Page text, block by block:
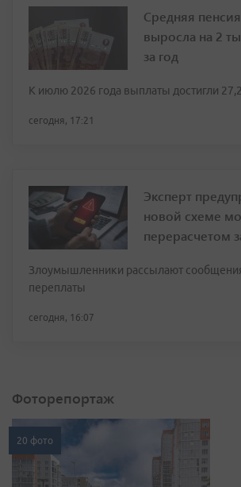
Средняя
выросла на 2
за год
К июлю 2026 года выплаты достигли
сегодня, 17:21
Эксперт
новой схеме
перерасчетом
Злоумышленники рассылают
переплаты
сегодня, 16:07
Фоторепортаж
20 фото